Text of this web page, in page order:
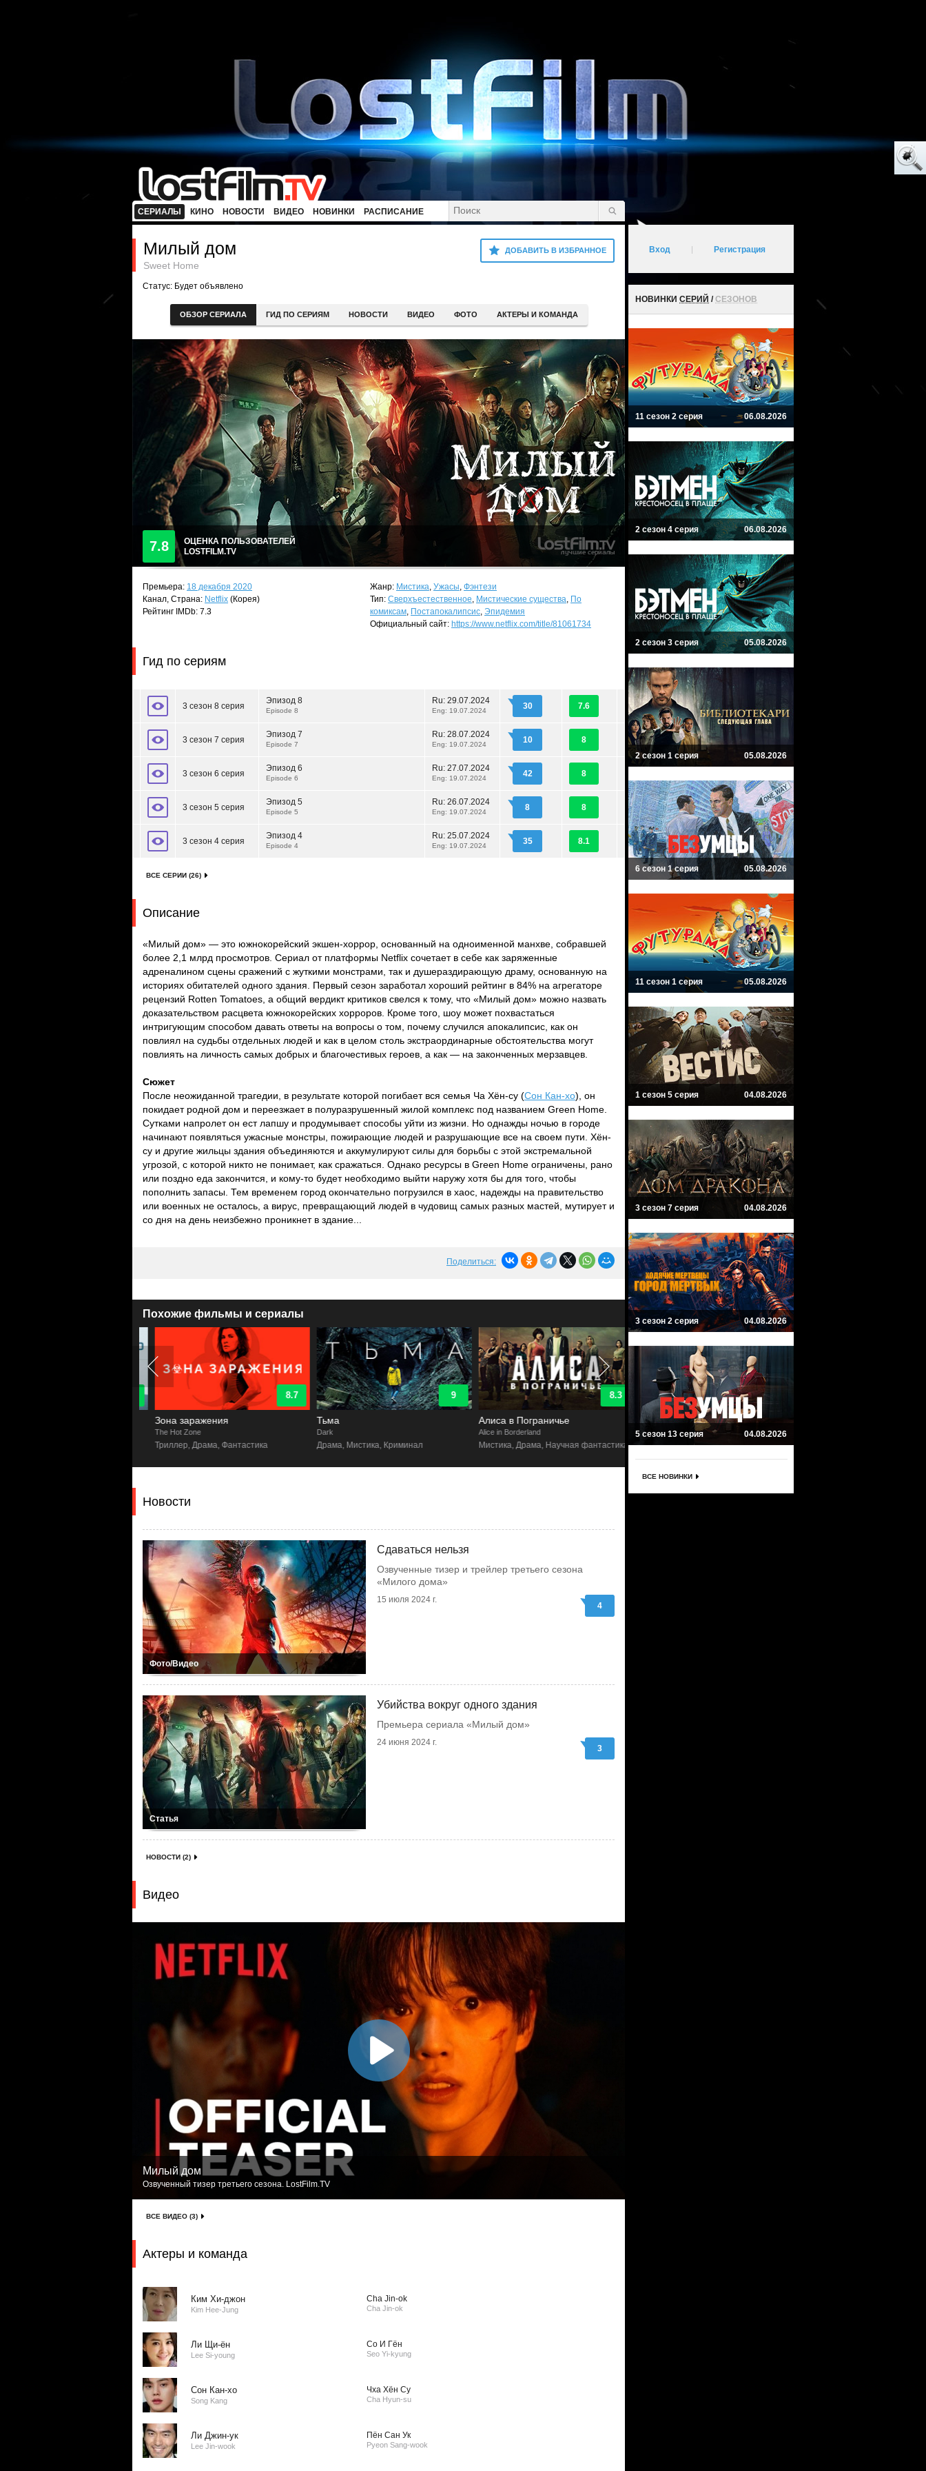
СЕРИАЛЫ КИНО НОВОСТИ ВИДЕО НОВИНКИ РАСПИСАНИЕ
ДОБАВИТЬ В ИЗБРАННОЕ
Милый дом
Sweet Home
Статус: Будет объявлено
ОБЗОР СЕРИАЛА ГИД ПО СЕРИЯМ НОВОСТИ ВИДЕО ФОТО АКТЕРЫ И КОМАНДА
7.8
ОЦЕНКА ПОЛЬЗОВАТЕЛЕЙ
LOSTFILM.TV
Премьера: 18 декабря 2020
Канал, Страна: Netflix (Корея)
Рейтинг IMDb: 7.3
Жанр: Мистика, Ужасы, Фэнтези
Тип: Сверхъестественное, Мистические существа, По
комиксам, Постапокалипсис, Эпидемия
Официальный сайт: https://www.netflix.com/title/81061734
Гид по сериям
3 сезон 8 серия
Эпизод 8
Episode 8
Ru: 29.07.2024
Eng: 19.07.2024 30 7.6
3 сезон 7 серия
Эпизод 7
Episode 7
Ru: 28.07.2024
Eng: 19.07.2024 10 8
3 сезон 6 серия
Эпизод 6
Episode 6
Ru: 27.07.2024
Eng: 19.07.2024 42 8
3 сезон 5 серия
Эпизод 5
Episode 5
Ru: 26.07.2024
Eng: 19.07.2024 8 8
3 сезон 4 серия
Эпизод 4
Episode 4
Ru: 25.07.2024
Eng: 19.07.2024 35 8.1
ВСЕ СЕРИИ (26)
Описание
«Милый дом» — это южнокорейский экшен-хоррор, основанный на одноименной манхве, собравшей
более 2,1 млрд просмотров. Сериал от платформы Netflix сочетает в себе как заряженные
адреналином сцены сражений с жуткими монстрами, так и душераздирающую драму, основанную на
историях обитателей одного здания. Первый сезон заработал хороший рейтинг в 84% на агрегаторе
рецензий Rotten Tomatoes, а общий вердикт критиков свелся к тому, что «Милый дом» можно назвать
доказательством расцвета южнокорейских хорроров. Кроме того, шоу может похвастаться
интригующим способом давать ответы на вопросы о том, почему случился апокалипсис, как он
повлиял на судьбы отдельных людей и как в целом столь экстраординарные обстоятельства могут
повлиять на личность самых добрых и благочестивых героев, а как — на законченных мерзавцев.
Сюжет
После неожиданной трагедии, в результате которой погибает вся семья Ча Хён-cу (Сон Кан-хо), он
покидает родной дом и переезжает в полуразрушенный жилой комплекс под названием Green Home.
Сутками напролет он ест лапшу и продумывает способы уйти из жизни. Но однажды ночью в городе
начинают появляться ужасные монстры, пожирающие людей и разрушающие все на своем пути. Хён-
су и другие жильцы здания объединяются и аккумулируют силы для борьбы с этой экстремальной
угрозой, с которой никто не понимает, как сражаться. Однако ресурсы в Green Home ограничены, рано
или поздно еда закончится, и кому-то будет необходимо выйти наружу хотя бы для того, чтобы
пополнить запасы. Тем временем город окончательно погрузился в хаос, надежды на правительство
или военных не осталось, а вирус, превращающий людей в чудовищ самых разных мастей, мутирует и
со дня на день неизбежно проникнет в здание...
Поделиться:
Похожие фильмы и сериалы
8.7
Зона заражения
The Hot Zone
Триллер, Драма, Фантастика
Тьма
Dark
Драма, Мистика, Криминал
8.3
Алиса в Пограничье
Alice in Borderland
Мистика, Драма, Научная фантастика
8.1
Обитель зла: Бесконечная тьма
RESIDENT EVIL: Infinite Darkness
Боевик, Ужасы
Солдаты-зомби
Ужасы, Боевик, Научная
Новости
Фото/Видео
Сдаваться нельзя
Озвученные тизер и трейлер третьего сезона
«Милого дома»
15 июля 2024 г.
4
Статья
Убийства вокруг одного здания
Премьера сериала «Милый дом»
24 июня 2024 г.
3
НОВОСТИ (2)
Видео
Милый дом
Озвученный тизер третьего сезона. LostFilm.TV
ВСЕ ВИДЕО (3)
Актеры и команда
Ким Хи-джон
Kim Hee-Jung
Cha Jin-ok
Cha Jin-ok
Ли Щи-ён
Lee Si-young
Со И Гён
Seo Yi-kyung
Сон Кан-хо
Song Kang
Чха Хён Су
Cha Hyun-su
Ли Джин-ук
Lee Jin-wook
Пён Сан Ук
Pyeon Sang-wook
Вход Регистрация
НОВИНКИ СЕРИЙ /СЕЗОНОВ
11 сезон 2 серия 06.08.2026
2 сезон 4 серия 06.08.2026
2 сезон 3 серия 05.08.2026
2 сезон 1 серия 05.08.2026
6 сезон 1 серия 05.08.2026
11 сезон 1 серия 05.08.2026
1 сезон 5 серия 04.08.2026
3 сезон 7 серия 04.08.2026
3 сезон 2 серия 04.08.2026
5 сезон 13 серия 04.08.2026
ВСЕ НОВИНКИ